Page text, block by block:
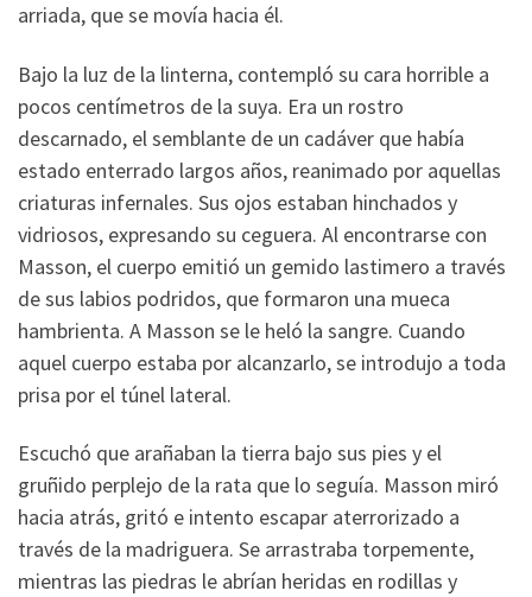
arriada, que se movía hacia él.
Bajo la luz de la linterna, contempló su cara horrible a
pocos centímetros de la suya. Era un rostro
descarnado, el semblante de un cadáver que había
estado enterrado largos años, reanimado por aquellas
criaturas infernales. Sus ojos estaban hinchados y
vidriosos, expresando su ceguera. Al encontrarse con
Masson, el cuerpo emitió un gemido lastimero a través
de sus labios podridos, que formaron una mueca
hambrienta. A Masson se le heló la sangre. Cuando
aquel cuerpo estaba por alcanzarlo, se introdujo a toda
prisa por el túnel lateral.
Escuchó que arañaban la tierra bajo sus pies y el
gruñido perplejo de la rata que lo seguía. Masson miró
hacia atrás, gritó e intento escapar aterrorizado a
través de la madriguera. Se arrastraba torpemente,
mientras las piedras le abrían heridas en rodillas y